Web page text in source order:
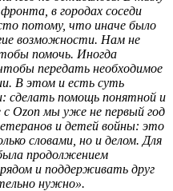
в городах соседи
потому, что иначе было
возможности. Нам не
помочь. Иногда
передать необходимое
В этом и есть суть
сделать помощь понятной и
Ozon мы уже не первый год
и детей войны: это
словами, но и делом. Для
продолжением
и поддерживать друг
нужно».